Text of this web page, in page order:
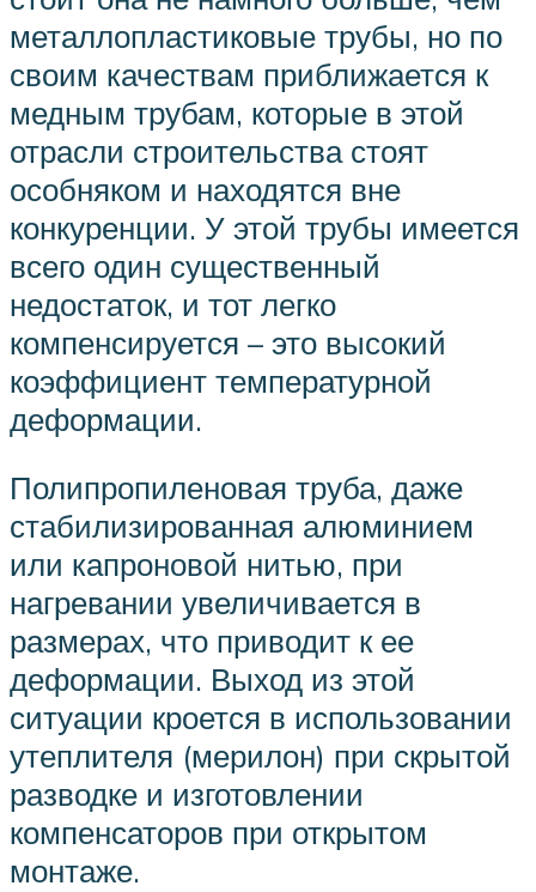
металлопластиковые трубы, но по
своим качествам приближается к
медным трубам, которые в этой
отрасли строительства стоят
особняком и находятся вне
конкуренции. У этой трубы имеется
всего один существенный
недостаток, и тот легко
компенсируется – это высокий
коэффициент температурной
деформации.
Полипропиленовая труба, даже
стабилизированная алюминием
или капроновой нитью, при
нагревании увеличивается в
размерах, что приводит к ее
деформации. Выход из этой
ситуации кроется в использовании
утеплителя (мерилон) при скрытой
разводке и изготовлении
компенсаторов при открытом
монтаже.